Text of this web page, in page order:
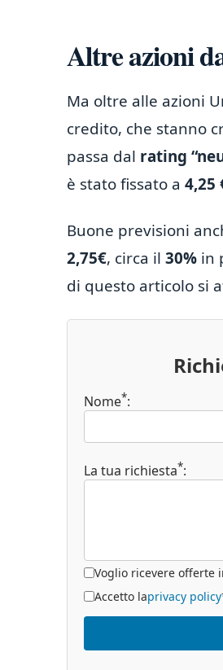
Altre azioni
Ma oltre alle azioni
credito, che stanno
passa dal rating
è stato fissato a 4,25
Buone previsioni
2,75€, circa il 30% in
di questo articolo si
Nome*:
La tua richiesta*:
Voglio ricevere offerte
Accetto laprivacy policy